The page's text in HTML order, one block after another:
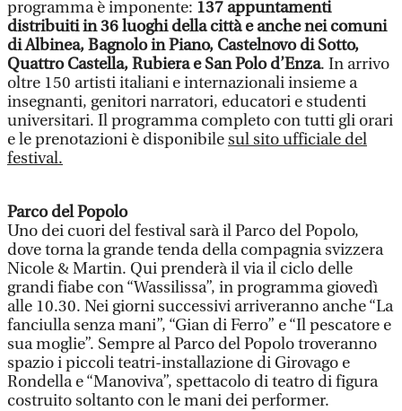
programma è imponente: 137 appuntamenti
distribuiti in 36 luoghi della città e anche nei comuni
di Albinea, Bagnolo in Piano, Castelnovo di Sotto,
Quattro Castella, Rubiera e San Polo d’Enza. In arrivo
oltre 150 artisti italiani e internazionali insieme a
insegnanti, genitori narratori, educatori e studenti
universitari. Il programma completo con tutti gli orari
e le prenotazioni è disponibilesul sito ufficiale del
festival.
Parco del Popolo
Uno dei cuori del festival sarà il Parco del Popolo,
dove torna la grande tenda della compagnia svizzera
Nicole & Martin. Qui prenderà il via il ciclo delle
grandi fiabe con “Wassilissa”, in programma giovedì
alle 10.30. Nei giorni successivi arriveranno anche “La
fanciulla senza mani”, “Gian di Ferro” e “Il pescatore e
sua moglie”. Sempre al Parco del Popolo troveranno
spazio i piccoli teatri-installazione di Girovago e
Rondella e “Manoviva”, spettacolo di teatro di figura
costruito soltanto con le mani dei performer.